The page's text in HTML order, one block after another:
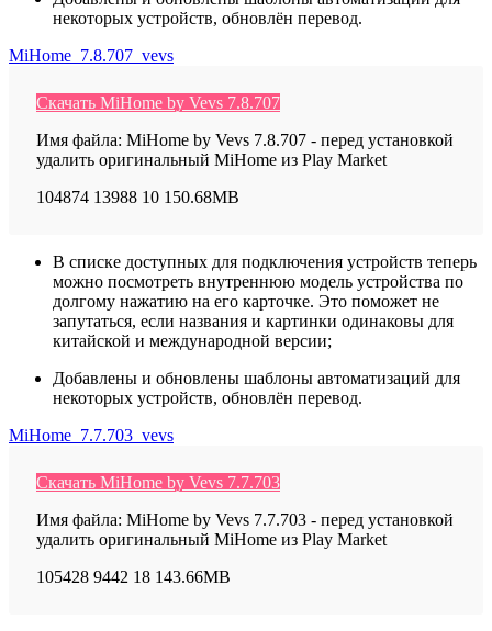
некоторых устройств, обновлён перевод.
MiHome_7.8.707_vevs
Скачать MiHome by Vevs 7.8.707
Имя файла: MiHome by Vevs 7.8.707 - перед установкой
удалить оригинальный MiHome из Play Market
104874 13988 10 150.68MB
В списке доступных для подключения устройств теперь
можно посмотреть внутреннюю модель устройства по
долгому нажатию на его карточке. Это поможет не
запутаться, если названия и картинки одинаковы для
китайской и международной версии;
Добавлены и обновлены шаблоны автоматизаций для
некоторых устройств, обновлён перевод.
MiHome_7.7.703_vevs
Скачать MiHome by Vevs 7.7.703
Имя файла: MiHome by Vevs 7.7.703 - перед установкой
удалить оригинальный MiHome из Play Market
105428 9442 18 143.66MB